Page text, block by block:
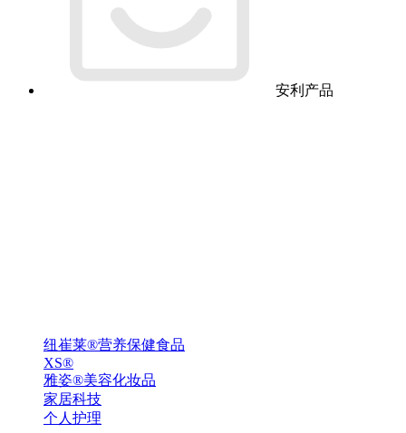
安利产品
纽崔莱®营养保健食品
XS®
雅姿®美容化妆品
家居科技
个人护理